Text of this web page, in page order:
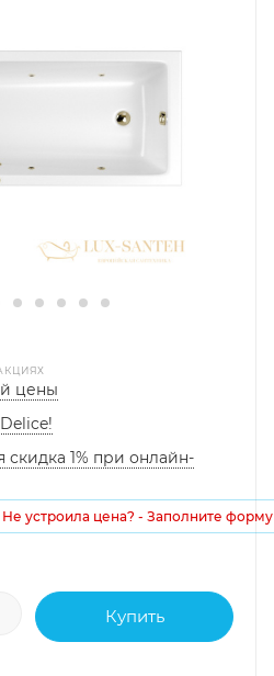
цены
скидка 1% при онлайн-
Не устроила цена? - Заполните форму
Купить